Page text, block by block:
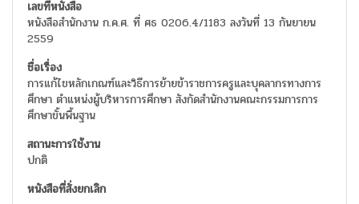
หนังสือสำนักงาน ก.ค.ศ. ที่ ศธ 0206.4/1183 ลงวันที่ 13 กันยายน
2559
การแก้ไขหลักเกณฑ์และวิธีการย้ายข้าราชการครูและบุคลากรทางการ
ศึกษา ตำแหน่งผู้บริหารการศึกษา สังกัดสำนักงานคณะกรรมการการ
ศึกษาขั้นพื้นฐาน
ปกติ